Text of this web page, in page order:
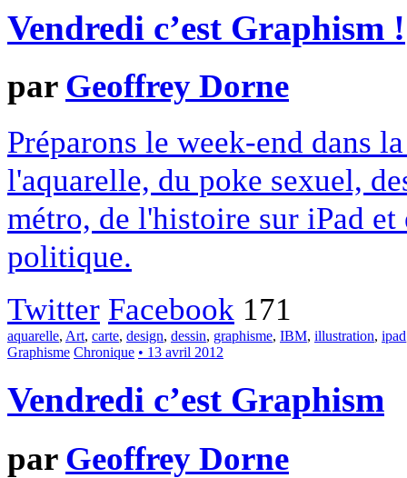
Vendredi c’est Graphism !
par Geoffrey Dorne
Préparons le week-end dans
l'aquarelle, du poke sexuel,
métro, de l'histoire sur iPad et
politique.
Twitter Facebook 171
aquarelle, Art, carte, design, dessin, graphisme, IBM, illustration, ipad
Graphisme Chronique • 13 avril 2012
Vendredi c’est Graphism
par Geoffrey Dorne